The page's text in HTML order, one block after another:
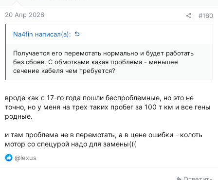
20 Апр 2026 #160
Na4fin написал(а):
Получается его перемотать нормально и будет работать
без сбоев. С обмотками какая проблема - меньшее
сечение кабеля чем требуется?
вроде как с 17-го года пошли беспроблемные, но это не
точно, но у меня на трех таких пробег за 100 т км и все гены
родные.
и там проблема не в перемотать, а в цене ошибки - колоть
мотор со спецурой надо для замены(((
Р
е
@lexus